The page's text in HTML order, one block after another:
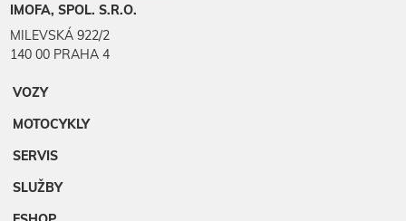
IMOFA, SPOL. S.R.O.
MILEVSKÁ 922/2
140 00 PRAHA 4
VOZY
MOTOCYKLY
SERVIS
SLUŽBY